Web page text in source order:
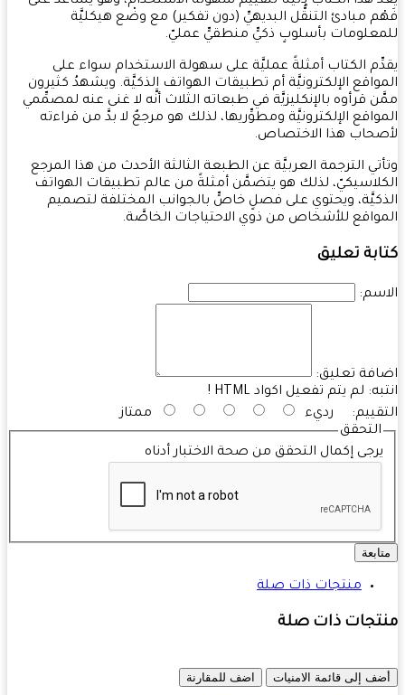
مبادئ التنقُّل البديهيِّ (دون تفكير) مع وضْع هيكليَّة
بأسلوبٍ ذكيٍّ منطقيٍّ عمليّ.
الكتاب أمثلةً عمليَّة على سهولة الاستخدام سواء على
الإلكترونيَّة أم تطبيقات الهواتف الذكيَّة. ويشهدُ كثيرون
قرأوه بالإنكليزيَّة في طبعاته الثلاث أنَّه لا غنى عنه لمصمِّمي
الإلكترونيَّة ومطوِّريها، لذلك هو مرجعٌ لا بدَّ من قراءته
هذا الاختصاص.
الترجمة العربيَّة عن الطبعة الثالثة الأحدث من هذا المرجع
لذلك هو يتضمَّن أمثلةً من عالم تطبيقات الهواتف
ويحتوي على فصلٍ خاصٍّ بالجوانب المختلفة لتصميم
للأشخاص من ذوي الاحتياجات الخاصَّة.
تعليق
تعليق:
لم يتم تفعيل اكواد HTML !
رديء
ممتاز
التحقق
يرجى إكمال التحقق من صحة الاختبار أدناه
منتجات ذات صلة
ذات صلة
إلى قائمة الامنيات اضف للمقارنة